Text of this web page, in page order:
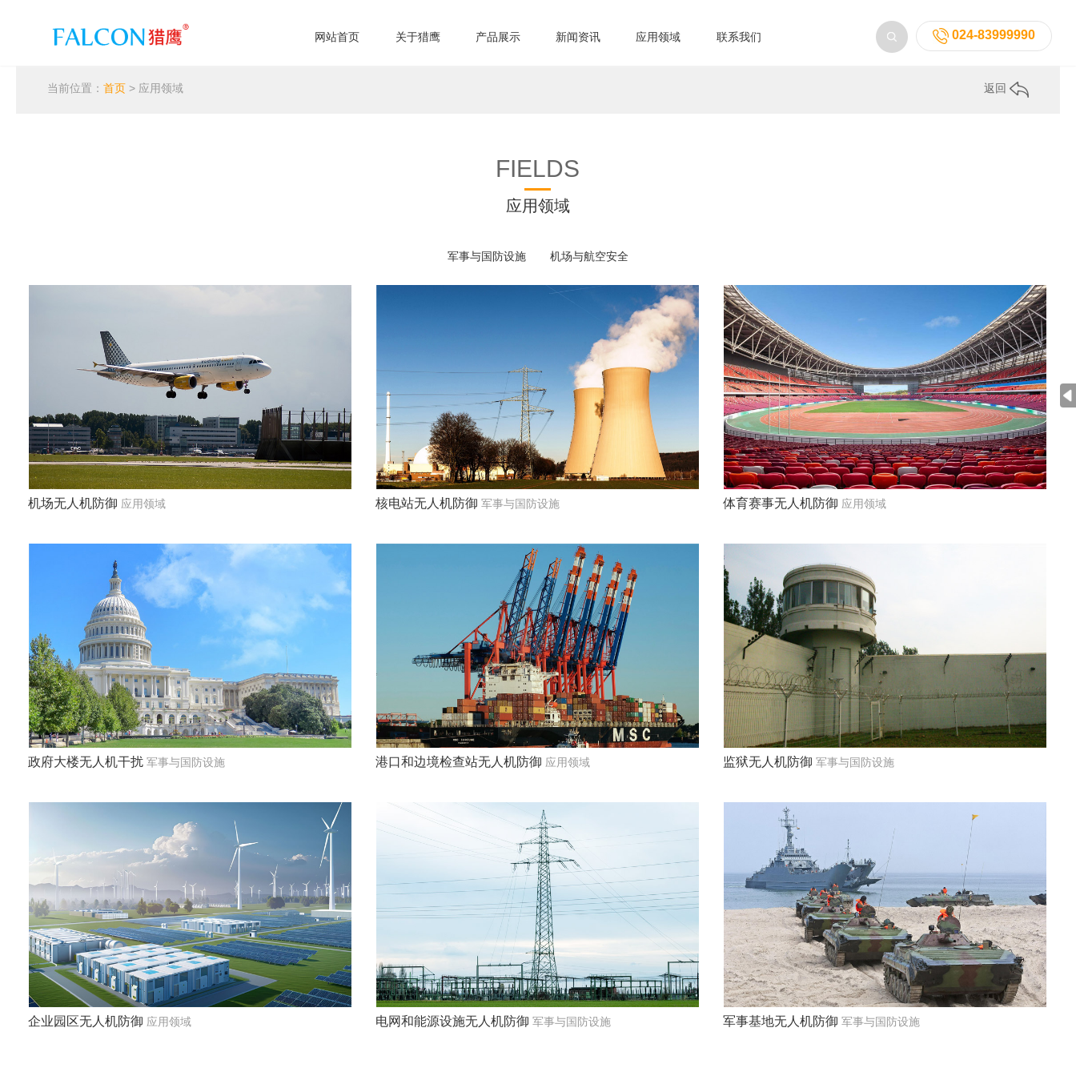
024-83999990
网站首页 关于猎鹰 产品展示 新闻资讯 应用领域 联系我们
当前位置：首页 > 应用领域 返回
FIELDS
应用领域
军事与国防设施 机场与航空安全
机场无人机防御 应用领域 核电站无人机防御 军事与国防设施 体育赛事无人机防御 应用领域
政府大楼无人机干扰 军事与国防设施 港口和边境检查站无人机防御 应用领域 监狱无人机防御 军事与国防设施
企业园区无人机防御 应用领域 电网和能源设施无人机防御 军事与国防设施 军事基地无人机防御 军事与国防设施